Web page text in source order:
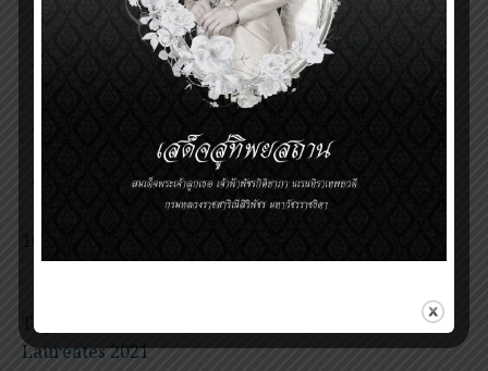
พิธีพระราชทานรางวัลสมเด็จเจ้าฟ้ามหิดล ประจำปี
พิธีพระราชทานรางวัลสมเด็จเจ้าฟ้ามหิดล ประจำปี
พิธีพระราชทานรางวัลสมเด็จเจ้าฟ้ามหิดล ประจำปี
พิธีพระราชทานรางวัลสมเด็จเจ้าฟ้ามหิดล ประจำปี
POSTPONED
Tags:
Prince Mahidol Award
Laureates 2021